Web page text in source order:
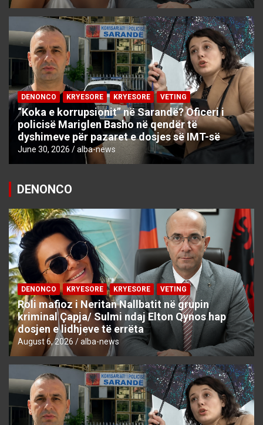
DENONCO KRYESORE KRYESORE VETING
“Koka e korrupsionit” në Sarandë? Oficeri i
policisë Mariglen Basho në qendër të
dyshimeve për pazaret e dosjes së IMT-së
June 30, 2026 alba-news
DENONCO
DENONCO KRYESORE KRYESORE VETING
Roli mafioz i Neritan Nallbatit në grupin
kriminal Çapja/ Sulmi ndaj Elton Qynos hap
dosjen e lidhjeve të errëta
August 6, 2026 alba-news